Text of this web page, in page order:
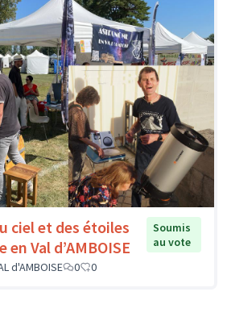
ciel et des étoiles
Val d’AMBOISE
Soumis
au vote
d'AMBOISE
0 0